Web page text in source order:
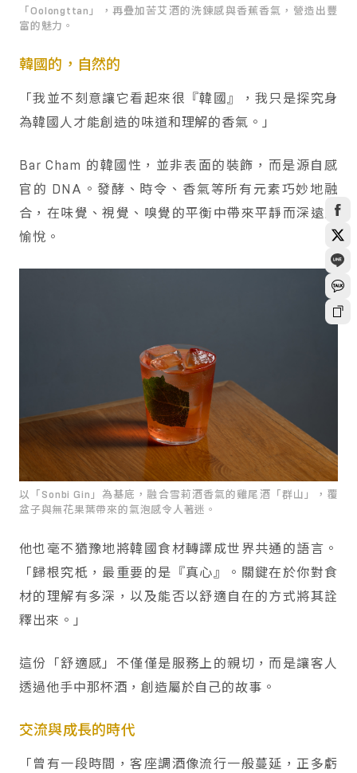
「Oolongttan」，再疊加苦艾酒的洗鍊感與香蕉香氣，營造出豐
富的魅力。
韓國的，自然的
「我並不刻意讓它看起來很『韓國』，我只是探究身
為韓國人才能創造的味道和理解的香氣。」
Bar Cham 的韓國性，並非表面的裝飾，而是源自感
官的 DNA。發酵、時令、香氣等所有元素巧妙地融
合，在味覺、視覺、嗅覺的平衡中帶來平靜而深遠的
愉悅。
以「Sonbi Gin」為基底，融合雪莉酒香氣的雞尾酒「群山」，覆
盆子與無花果葉帶來的氣泡感令人著迷。
他也毫不猶豫地將韓國食材轉譯成世界共通的語言。
「歸根究柢，最重要的是『真心』。關鍵在於你對食
材的理解有多深，以及能否以舒適自在的方式將其詮
釋出來。」
這份「舒適感」不僅僅是服務上的親切，而是讓客人
透過他手中那杯酒，創造屬於自己的故事。
交流與成長的時代
「曾有一段時間，客座調酒像流行一般蔓延，正多虧